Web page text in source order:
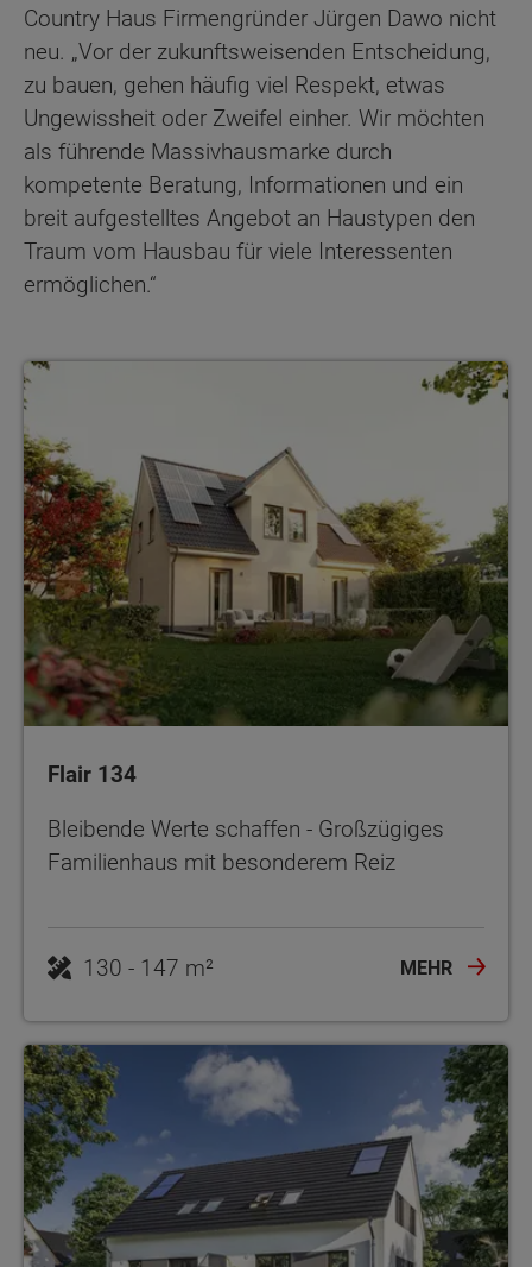
Country Haus Firmengründer Jürgen Dawo nicht
neu. „Vor der zukunftsweisenden Entscheidung,
zu bauen, gehen häufig viel Respekt, etwas
Ungewissheit oder Zweifel einher. Wir möchten
als führende Massivhausmarke durch
kompetente Beratung, Informationen und ein
breit aufgestelltes Angebot an Haustypen den
Traum vom Hausbau für viele Interessenten
ermöglichen.“
Flair 134
Bleibende Werte schaffen - Großzügiges
Familienhaus mit besonderem Reiz
130 - 147 m² MEHR